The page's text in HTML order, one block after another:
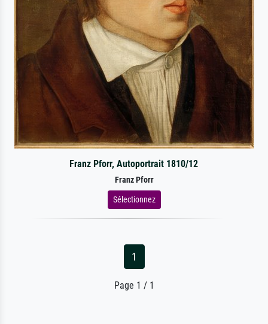
Franz Pforr, Autoportrait 1810/12
Franz Pforr
Sélectionnez
1
Page 1 / 1